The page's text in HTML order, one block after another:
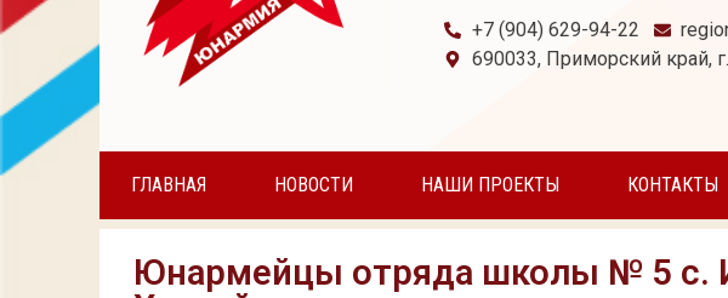
+7 (904) 629-94-22
690033, Приморский край,
ГЛАВНАЯ НОВОСТИ НАШИ ПРОЕКТЫ КОНТАКТЫ
Юнармейцы отряда школы № 5 с.